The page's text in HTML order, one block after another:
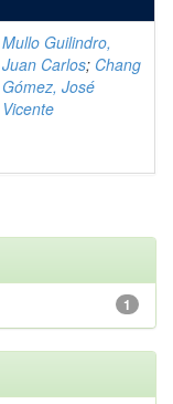
Mullo Guilindro,
Juan Carlos; Chang
Gómez, José
Vicente
1